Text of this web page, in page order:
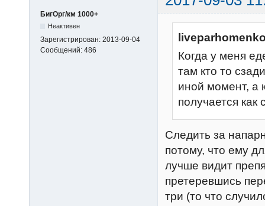
БигОрг/км 1000+
Неактивен
Зарегистрирован: 2013-09-04
Сообщений: 486
Когда у меня
там кто то
иной момент, а
получается
Следить за
потому, что ему
лучше видит
претеревшись
три (то что